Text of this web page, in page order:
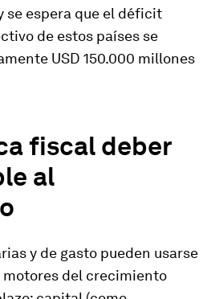
se espera que el déficit
de estos países se
USD 150.000 millones
fiscal deber
al
y de gasto pueden usarse
motores del crecimiento